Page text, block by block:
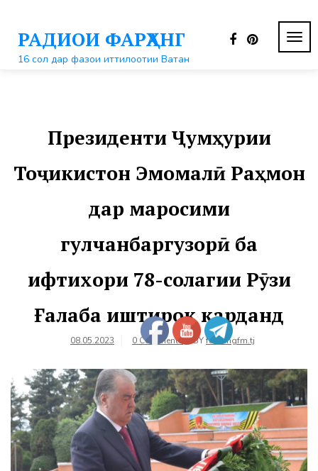
контентуРАДИОИ ФАРҲАНГ
16 сол дар фазои иттилоотии Ватан
Президенти Ҷумҳурии
Тоҷикистон Эмомалӣ Раҳмон
дар маросими
гулчанбаргузорӣ ба
ифтихори 78-солагии Рӯзи
Ғалаба иштирок карданд
08.05.2023 0 Comments BYfarhangfm.tj